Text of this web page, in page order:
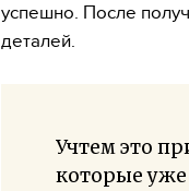
успешно. После
деталей.
Учтем это
которые уже